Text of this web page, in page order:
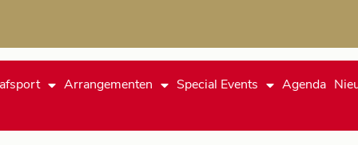
Arrangementen Special Events Agenda